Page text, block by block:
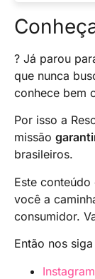
Escolha
busca
escolha.
? Já parou
que nunca
conhece bem
Por isso a
missão
brasileiros.
Este
você a
consumidor.
Então nos
Instagram